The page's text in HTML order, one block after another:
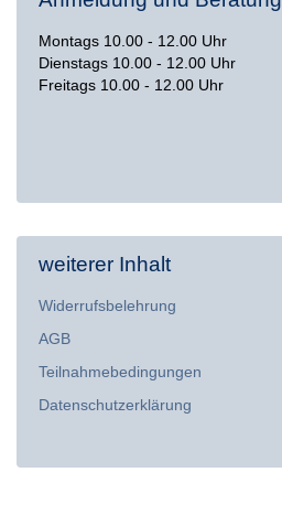
Montags 10.00 - 12.00 Uhr
Dienstags 10.00 - 12.00 Uhr
Freitags 10.00 - 12.00 Uhr
weiterer Inhalt
Widerrufsbelehrung
AGB
Teilnahmebedingungen
Datenschutzerklärung